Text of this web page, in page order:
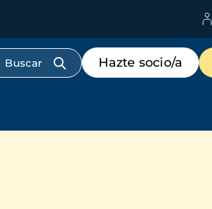
Menú
de
destacados
Hazte socio/a